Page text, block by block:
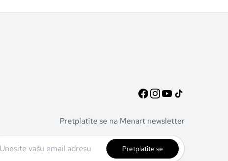
Pretplatite se na Menart newsletter
Pretplatite se